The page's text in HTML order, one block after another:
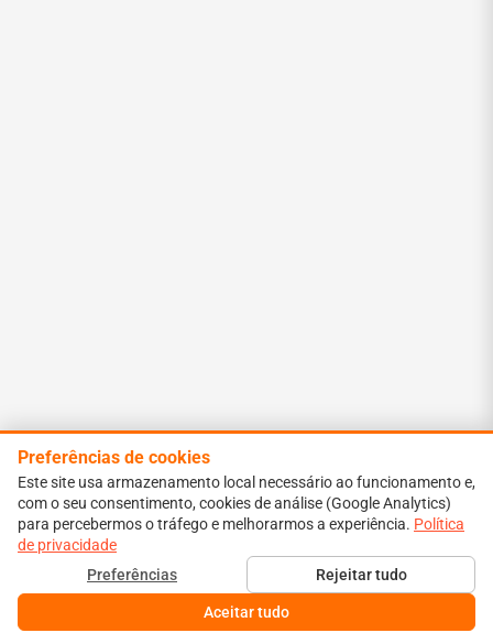
Preferências de cookies
Este site usa armazenamento local necessário ao funcionamento e,
com o seu consentimento, cookies de análise (Google Analytics)
para percebermos o tráfego e melhorarmos a experiência. Política
de privacidade
Preferências
Rejeitar tudo
Aceitar tudo